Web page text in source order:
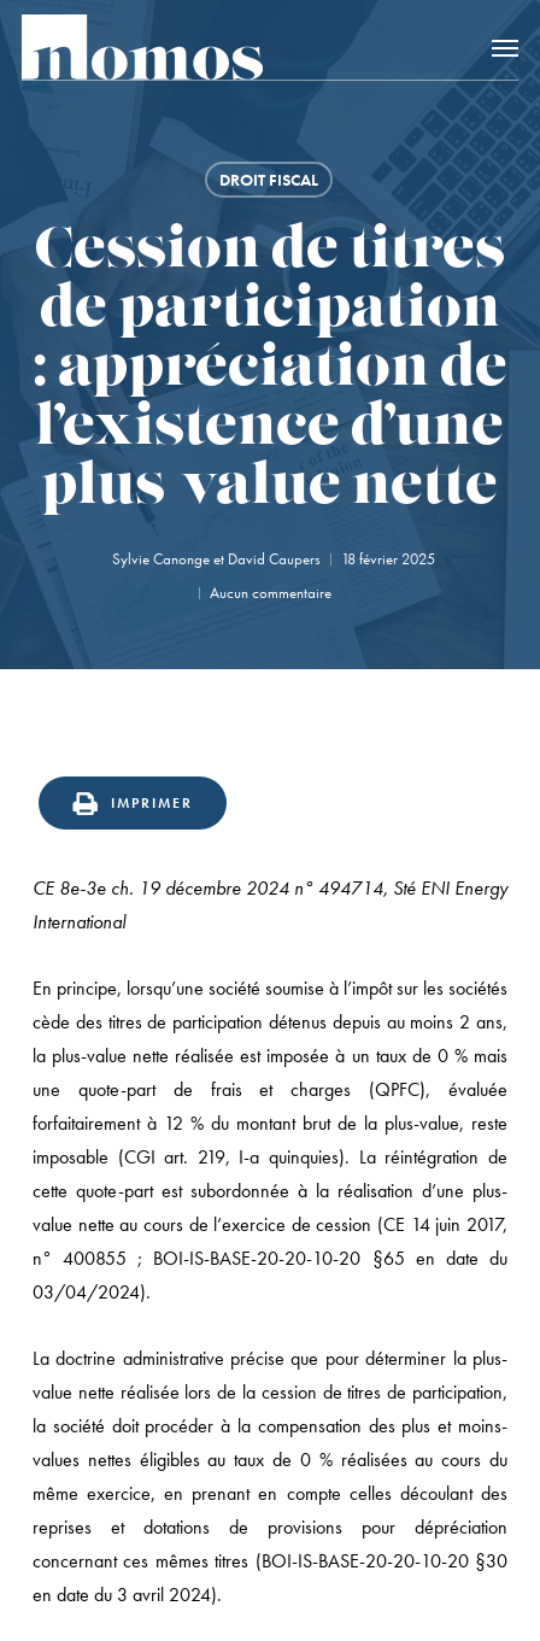
Skip
main
Accès rapide
DROIT FISCAL
Cession de titres
de participation
: appréciation de
l’existence d’une
plus-value nette
Sylvie Canongeet David Caupers
18 février 2025
Aucun commentaire
IMPRIMER
CE 8e-3e ch. 19 décembre 2024 n° 494714, Sté ENI Energy
International
En principe, lorsqu’une société soumise à l’impôt sur les sociétés
cède des titres de participation détenus depuis au moins 2 ans,
la plus-value nette réalisée est imposée à un taux de 0 % mais
une quote-part de frais et charges (QPFC), évaluée
forfaitairement à 12 % du montant brut de la plus-value, reste
imposable (CGI art. 219, I-a quinquies). La réintégration de
cette quote-part est subordonnée à la réalisation d’une plus-
value nette au cours de l’exercice de cession (CE 14 juin 2017,
n° 400855 ; BOI-IS-BASE-20-20-10-20 §65 en date du
03/04/2024).
La doctrine administrative précise que pour déterminer la plus-
value nette réalisée lors de la cession de titres de participation,
la société doit procéder à la compensation des plus et moins-
values nettes éligibles au taux de 0 % réalisées au cours du
même exercice, en prenant en compte celles découlant des
reprises et dotations de provisions pour dépréciation
concernant ces mêmes titres (BOI-IS-BASE-20-20-10-20 §30
en date du 3 avril 2024).